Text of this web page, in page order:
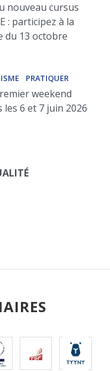
nouveau cursus
: participez à la
du 13 octobre
PRATIQUER
weekend
les 6 et 7 juin 2026